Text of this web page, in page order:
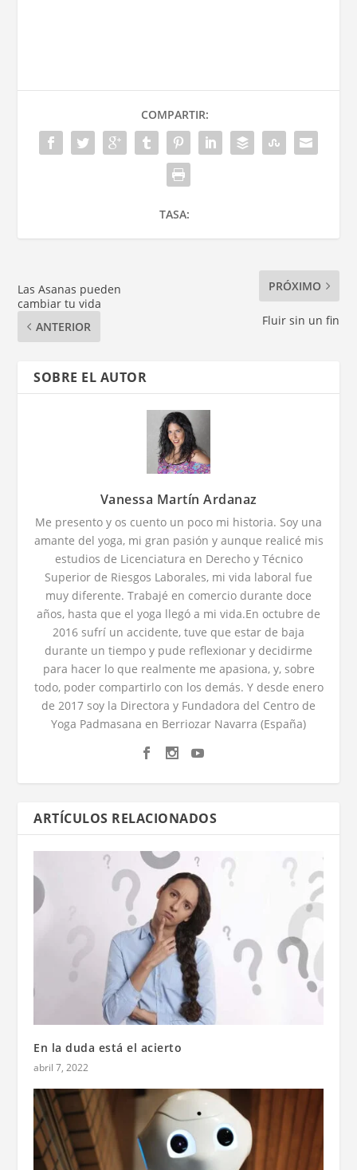
COMPARTIR:
TASA:
Las Asanas pueden
cambiar tu vida
ANTERIOR
PRÓXIMO
Fluir sin un fin
SOBRE EL AUTOR
Vanessa Martín Ardanaz
Me presento y os cuento un poco mi historia. Soy una
amante del yoga, mi gran pasión y aunque realicé mis
estudios de Licenciatura en Derecho y Técnico
Superior de Riesgos Laborales, mi vida laboral fue
muy diferente. Trabajé en comercio durante doce
años, hasta que el yoga llegó a mi vida.En octubre de
2016 sufrí un accidente, tuve que estar de baja
durante un tiempo y pude reflexionar y decidirme
para hacer lo que realmente me apasiona, y, sobre
todo, poder compartirlo con los demás. Y desde enero
de 2017 soy la Directora y Fundadora del Centro de
Yoga Padmasana en Berriozar Navarra (España)
ARTÍCULOS RELACIONADOS
En la duda está el acierto
abril 7, 2022